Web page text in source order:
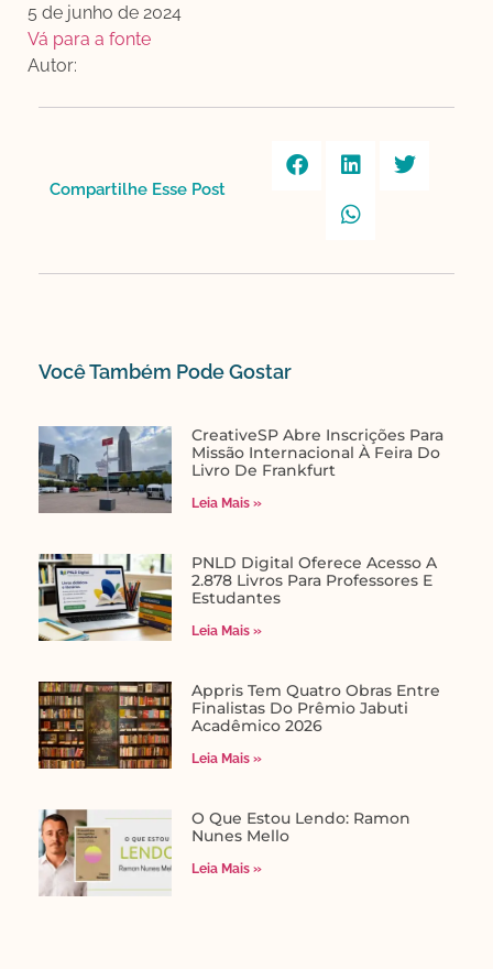
5 de junho de 2024
Vá para a fonte
Autor:
Compartilhe Esse Post​
Você Também Pode Gostar​
CreativeSP Abre Inscrições Para
Missão Internacional À Feira Do
Livro De Frankfurt
Leia Mais »
PNLD Digital Oferece Acesso A
2.878 Livros Para Professores E
Estudantes
Leia Mais »
Appris Tem Quatro Obras Entre
Finalistas Do Prêmio Jabuti
Acadêmico 2026
Leia Mais »
O Que Estou Lendo: Ramon
Nunes Mello
Leia Mais »